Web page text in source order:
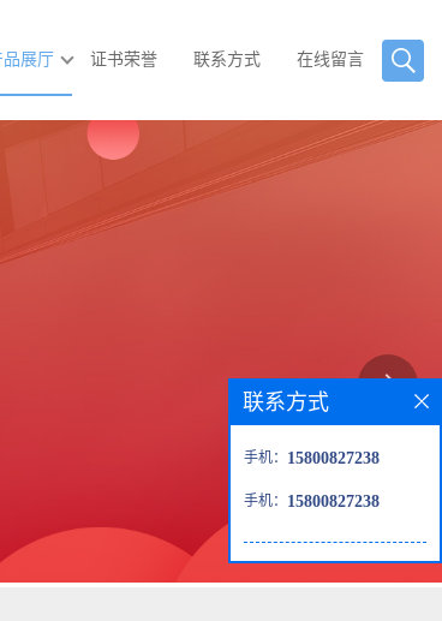
品展厅 证书荣誉 联系方式 在线留言
联系方式
手机： 15800827238
手机： 15800827238